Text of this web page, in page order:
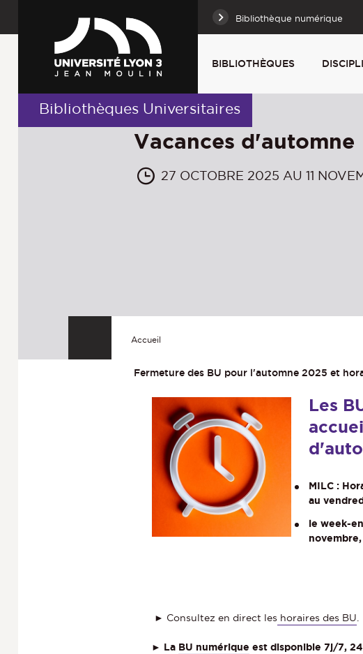
Bibliothèque numérique
BIBLIOTHÈQUES
Bibliothèques Universitaires
Vacances d'automne
27 OCTOBRE 2025 AU 11
Accueil
Fermeture des BU pour l'automne 2025 et
Les
MILC :
au
le week-
novembre,
► Consultez en direct les horaires des BU.
► La BU numérique est disponible 7j/7,